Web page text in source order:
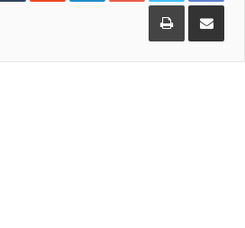
مشاركة
البريد
طباعة